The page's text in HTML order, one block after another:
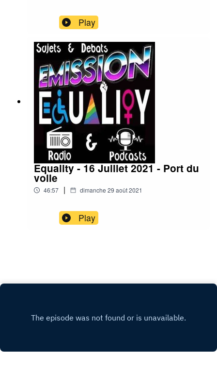
Play
Equality - 16 Juillet 2021 - Port du
voile
46:57 | dimanche 29 août 2021
Play